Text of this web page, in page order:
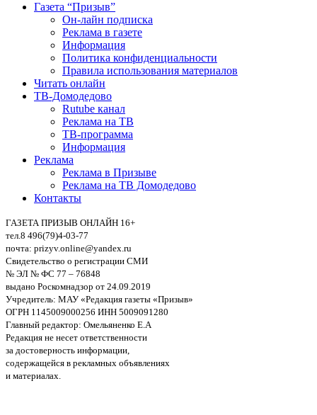
Газета “Призыв”
Он-лайн подписка
Реклама в газете
Информация
Политика конфиденциальности
Правила использования материалов
Читать онлайн
ТВ-Домодедово
Rutube канал
Реклама на ТВ
ТВ-программа
Информация
Реклама
Реклама в Призыве
Реклама на ТВ Домодедово
Контакты
ГАЗЕТА ПРИЗЫВ ОНЛАЙН 16+
тел.8 496(79)4-03-77
почта: prizyv.online@yandex.ru
Свидетельство о регистрации СМИ
№ ЭЛ № ФС 77 – 76848
выдано Роскомнадзор от 24.09.2019
Учредитель: МАУ «Редакция газеты «Призыв»
ОГРН 1145009000256 ИНН 5009091280
Главный редактор: Омельяненко Е.А
Редакция не несет ответственности
за достоверность информации,
содержащейся в рекламных объявлениях
и материалах.